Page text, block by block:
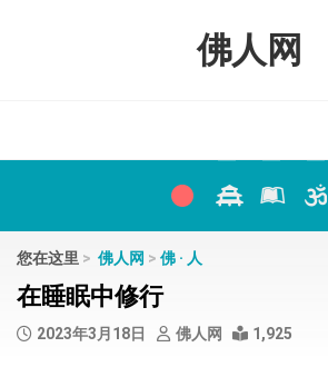
佛人网
您在这里 > 佛人网 > 佛 · 人
在睡眠中修行
2023年3月18日 佛人网 1,925